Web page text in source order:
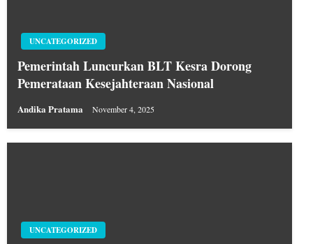
UNCATEGORIZED
Pemerintah Luncurkan BLT Kesra Dorong
Pemerataan Kesejahteraan Nasional
Andika Pratama November 4, 2025
UNCATEGORIZED